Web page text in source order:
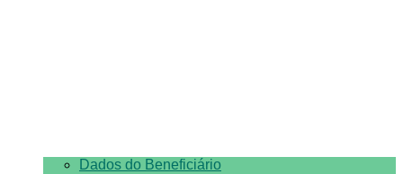
Dados do Beneficiário